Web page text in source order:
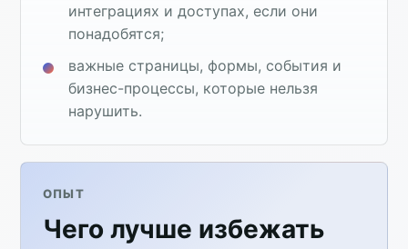
интеграциях и доступах, если они
понадобятся;
важные страницы, формы, события и
бизнес-процессы, которые нельзя
нарушить.
ОПЫТ
Чего лучше избежать